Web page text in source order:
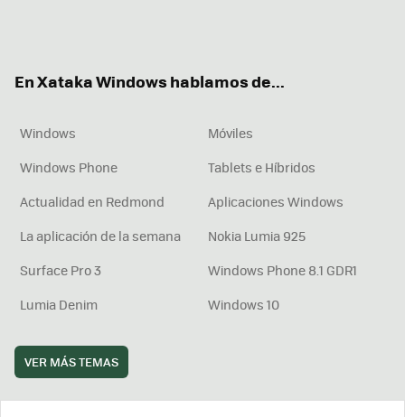
En Xataka Windows hablamos de...
Windows
Móviles
Windows Phone
Tablets e Híbridos
Actualidad en Redmond
Aplicaciones Windows
La aplicación de la semana
Nokia Lumia 925
Surface Pro 3
Windows Phone 8.1 GDR1
Lumia Denim
Windows 10
VER MÁS TEMAS